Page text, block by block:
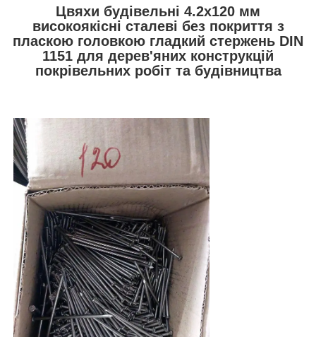
Цвяхи будівельні 4.2х120 мм
високоякісні сталеві без покриття з
пласкою головкою гладкий стержень DIN
1151 для дерев'яних конструкцій
покрівельних робіт та будівництва